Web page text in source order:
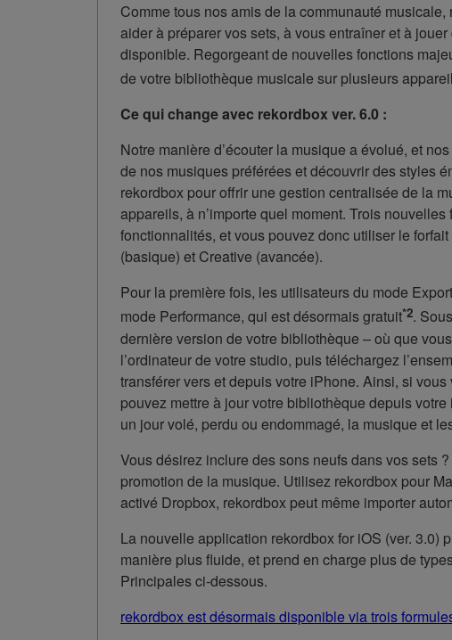
Comme tous nos amis de la communauté
aider à préparer vos sets, à vous entraîner et à
disponible. Regorgeant de nouvelles fonctions
de votre bibliothèque musicale sur plusieurs
Ce qui change avec rekordbox ver. 6.0 :
Notre manière d’écouter la musique a évolué, et
de nos musiques préférées et découvrir des styles
rekordbox pour offrir une gestion centralisée de la
appareils, à n’importe quel moment. Trois
fonctionnalités, et vous pouvez donc utiliser le
(basique) et Creative (avancée).
Pour la première fois, les utilisateurs du mode
mode Performance, qui est désormais gratuit*2.
dernière version de votre bibliothèque – où que
l’ordinateur de votre studio, puis téléchargez
transférer vers et depuis votre iPhone. Ainsi, si
pouvez mettre à jour votre bibliothèque depuis
un jour volé, perdu ou endommagé, la musique et
Vous désirez inclure des sons neufs dans vos sets
promotion de la musique. Utilisez rekordbox pour
activé Dropbox, rekordbox peut même importer
La nouvelle application rekordbox for iOS (ver. 3.0)
manière plus fluide, et prend en charge plus de
Principales ci-dessous.
rekordbox est désormais disponible via trois